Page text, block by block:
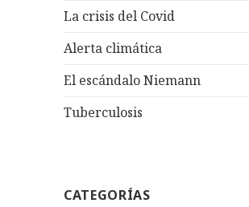
La crisis del Covid
Alerta climática
El escándalo Niemann
Tuberculosis
CATEGORÍAS